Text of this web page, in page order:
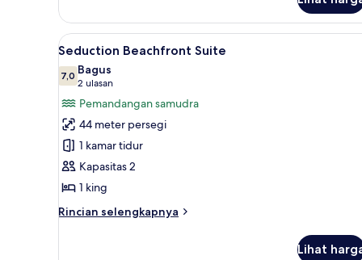
Trendy
Garden
View
Lihat
semua
foto
untuk
Seduction
Beachfront
Suite
Seduction Beachfront Suite |
5
Seduction Beachfront Suite
7,07,0 dari 10
Bagus
2 ulasan
(2
ulasan)
Pemandangan samudra
44 meter persegi
1 kamar tidur
Kapasitas 2
1 king
Rincian selengkapnya
Rincian
Lihat